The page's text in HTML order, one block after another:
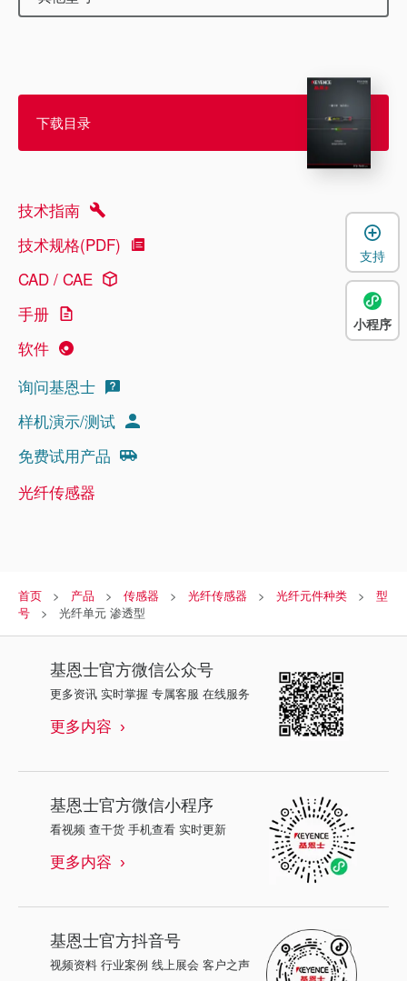
下载目录
技术指南
技术规格(PDF)
CAD / CAE
手册
软件
询问基恩士
样机演示/测试
免费试用产品
光纤传感器
首页 产品 传感器 光纤传感器 光纤元件种类
型
号
光纤单元 渗透型
基恩士官方微信公众号
更多资讯 实时掌握 专属客服 在线服务
更多内容
基恩士官方微信小程序
看视频 查干货 手机查看 实时更新
更多内容
基恩士官方抖音号
视频资料 行业案例 线上展会 客户之声
支持
小程序